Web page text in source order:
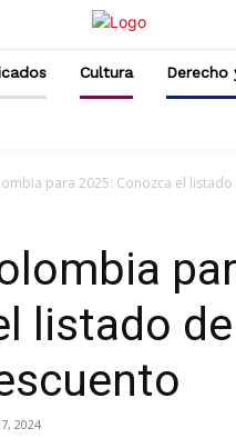
Cultura Derecho
para 2025: Conozca el
listado
2024